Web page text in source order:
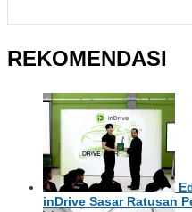
REKOMENDASI
inDrive Sasar Ratusan